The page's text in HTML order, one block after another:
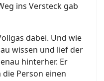
ins Versteck gab
dabei. Und wie
wissen und lief der
hinterher. Er
Person einen